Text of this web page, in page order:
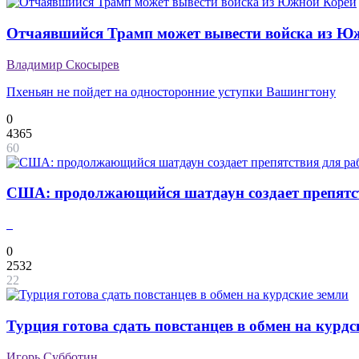
Отчаявшийся Трамп может вывести войска из
Владимир Скосырев
Пхеньян не пойдет на односторонние уступки Вашингтону
0
4365
60
США: продолжающийся шатдаун создает
0
2532
22
Турция готова сдать повстанцев в обмен на